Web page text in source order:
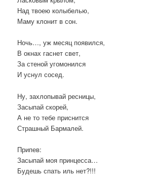
Над твоею колыбелью,
Маму клонит в сон.
Ночь…, уж месяц появился,
В окнах гаснет свет,
За стеной угомонился
И уснул сосед.
Ну, захлопывай ресницы,
Засыпай скорей,
А не то тебе приснится
Страшный Бармалей.
Припев:
Засыпай моя принцесса…
Будешь спать иль нет?!!!